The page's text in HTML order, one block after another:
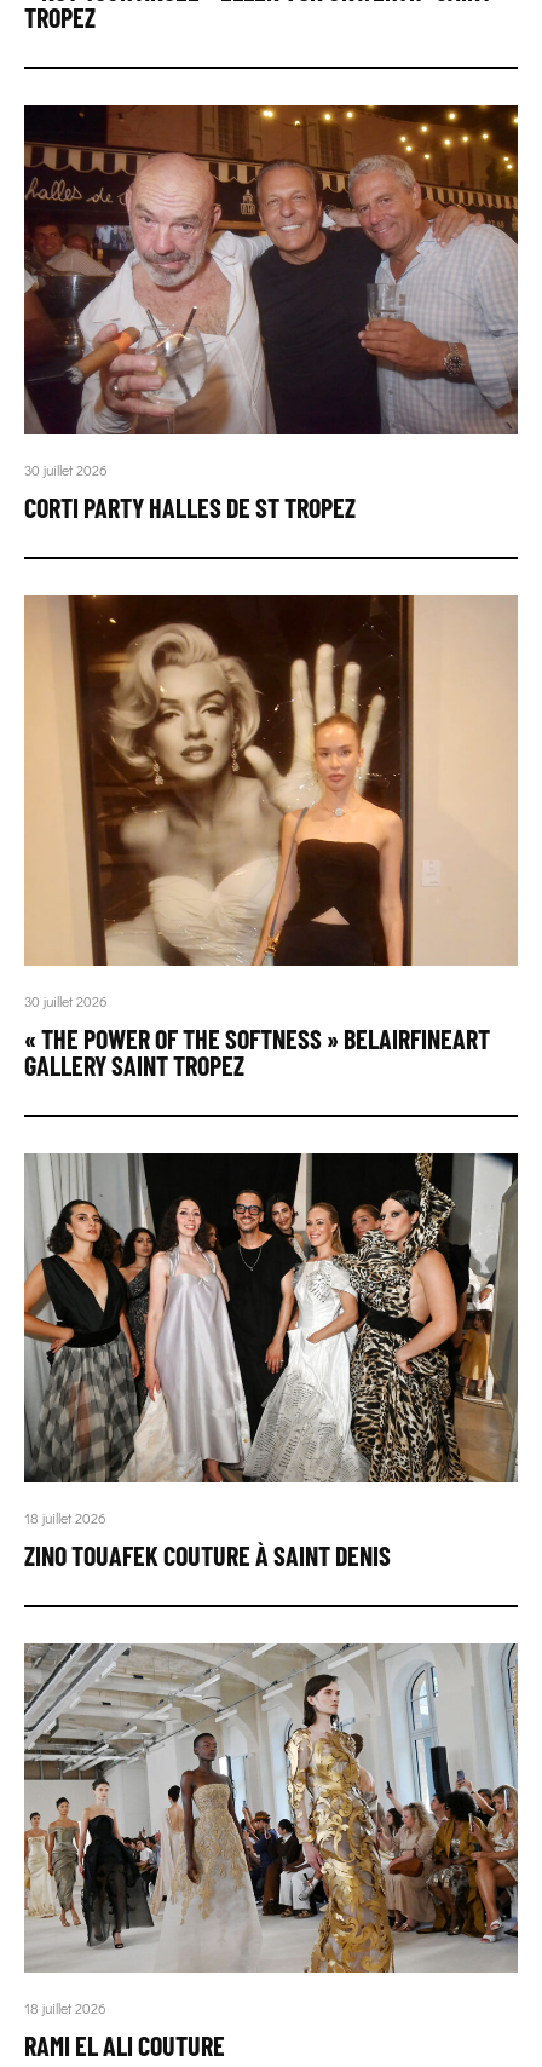
TROPEZ
30 juillet 2026
CORTI PARTY HALLES DE ST TROPEZ
30 juillet 2026
« THE POWER OF THE SOFTNESS » BELAIRFINEART
GALLERY SAINT TROPEZ
18 juillet 2026
ZINO TOUAFEK COUTURE À SAINT DENIS
18 juillet 2026
RAMI EL ALI COUTURE